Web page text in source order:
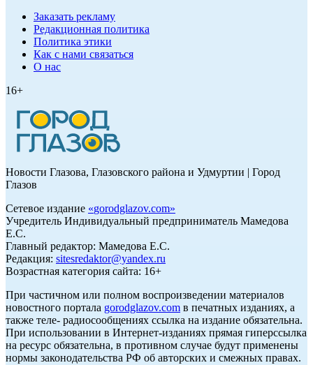
Заказать рекламу
Редакционная политика
Политика этики
Как с нами связаться
О нас
16+
Новости Глазова, Глазовского района и Удмуртии | Город
Глазов
Сетевое издание «gorodglazov.com»
Учредитель Индивидуальный предприниматель Мамедова
Е.С.
Главный редактор: Мамедова Е.С.
Редакция: sitesredaktor@yandex.ru
Возрастная категория сайта: 16+
При частичном или полном воспроизведении материалов
новостного портала gorodglazov.com в печатных изданиях, а
также теле- радиосообщениях ссылка на издание обязательна.
При использовании в Интернет-изданиях прямая гиперссылка
на ресурс обязательна, в противном случае будут применены
нормы законодательства РФ об авторских и смежных правах.